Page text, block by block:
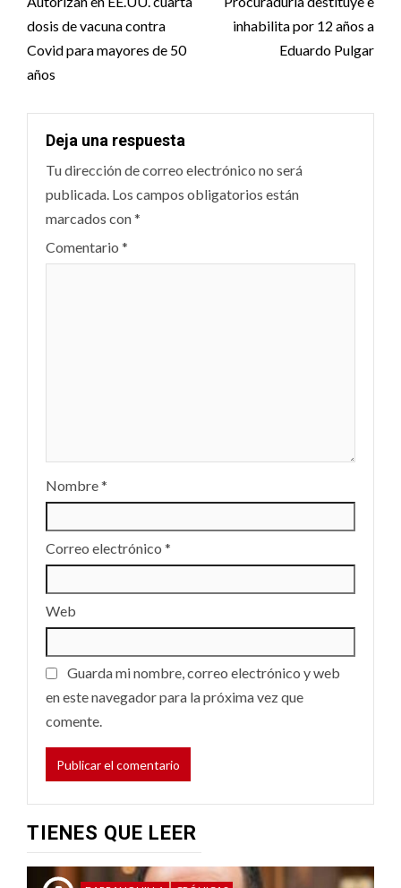
navigation
dosis de vacuna contra
Covid para mayores de 50
años
inhabilita por 12 años a
Eduardo Pulgar
Deja una respuesta
Tu dirección de correo electrónico no será
publicada. Los campos obligatorios están
marcados con*
Comentario *
Nombre*
Correo electrónico *
Web
Guarda mi nombre, correo electrónico y web
en este navegador para la próxima vez que
comente.
TIENES QUE LEER